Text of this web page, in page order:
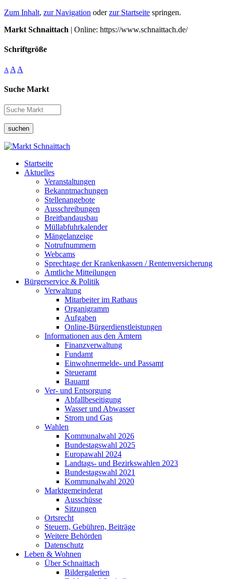
Zum Inhalt, zur Navigation oderzur Startseite springen.
Markt Schnaittach | Online: https://www.schnaittach.de/
Schriftgröße
A A A
Suche Markt
suchen
Startseite
Aktuelles
Veranstaltungen
Bekanntmachungen
Stellenangebote
Ausschreibungen
Breitbandausbau
Müllabfuhrkalender
Mängelanzeige
Notrufnummern
Webcams
Sprechtage der Krankenkassen / Rentenversicherung
Amtliche Mitteilungen
Bürgerservice & Politik
Verwaltung
Mitarbeiter im Rathaus
Organigramm
Aufgaben
Online-Bürgerdienstleistungen
Informationen aus den Ämtern
Finanzverwaltung
Fundamt
Einwohnermelde- und Passamt
Steueramt
Bauamt
Ver- und Entsorgung
Abfallbeseitigung
Wasser und Abwasser
Strom und Gas
Wahlen
Kommunalwahl 2026
Bundestagswahl 2025
Europawahl 2024
Landtags- und Bezirkswahlen 2023
Bundestagswahl 2021
Kommunalwahl 2020
Marktgemeinderat
Ausschüsse
Sitzungen
Ortsrecht
Steuern, Gebühren, Beiträge
Weitere Behörden
Datenschutz
Leben & Wohnen
Über Schnaittach
Bildergalerien